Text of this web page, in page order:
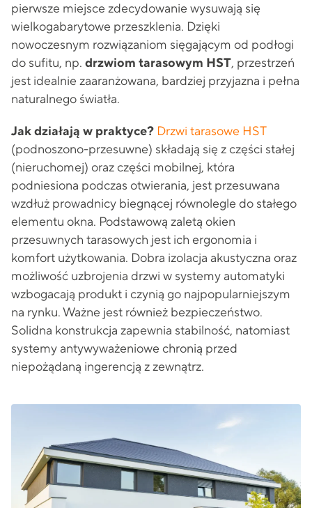
pierwsze miejsce zdecydowanie wysuwają się
wielkogabarytowe przeszklenia. Dzięki
nowoczesnym rozwiązaniom sięgającym od podłogi
do sufitu, np. drzwiom tarasowym HST, przestrzeń
jest idealnie zaaranżowana, bardziej przyjazna i pełna
naturalnego światła.
Jak działają w praktyce­­? Drzwi tarasowe HST
(podnoszono-przesuwne) składają się z części stałej
(nieruchomej) oraz części mobilnej, która
podniesiona podczas otwierania, jest przesuwana
wzdłuż prowadnicy biegnącej równolegle do stałego
elementu okna. Podstawową zaletą okien
przesuwnych tarasowych jest ich ergonomia i
komfort użytkowania. Dobra izolacja akustyczna oraz
możliwość uzbrojenia drzwi w systemy automatyki
wzbogacają produkt i czynią go najpopularniejszym
na rynku. Ważne jest również bezpieczeństwo.
Solidna konstrukcja zapewnia stabilność, natomiast
systemy antywyważeniowe chronią przed
niepożądaną ingerencją z zewnątrz.